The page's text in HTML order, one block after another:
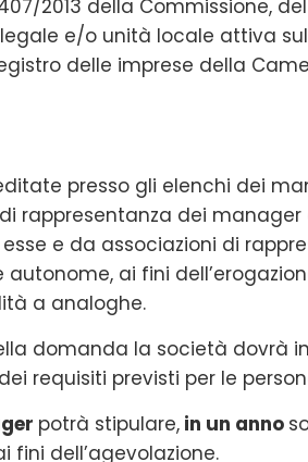
2013 della Commissione,
e/o unità locale attiva
delle imprese della
presso gli elenchi dei
rappresentanza dei
e da associazioni di
autonome, ai fini
a analoghe.
domanda la società dovrà
requisiti previsti per le
potrà stipulare, in un anno
fini dell’agevolazione.